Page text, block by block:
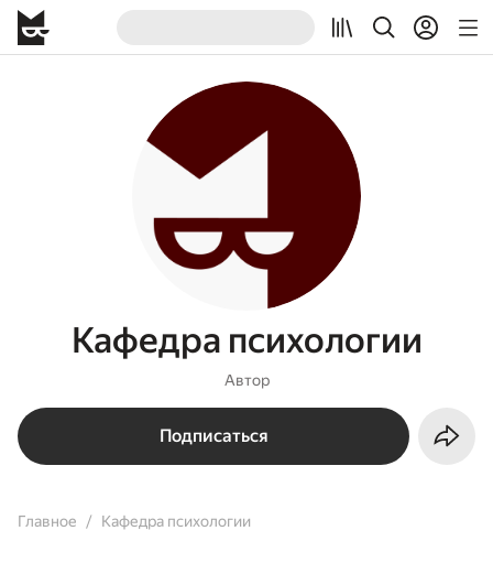
Кафедра психологии
Автор
Подписаться
Главное Кафедра психологии